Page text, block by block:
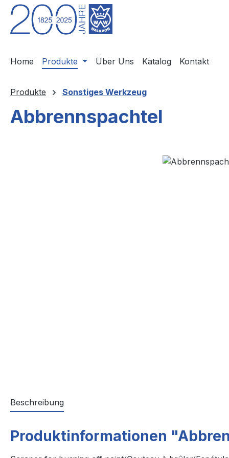
Hauptinhalt springen
Zur Suche springen
Zur Hauptnavigation springen
Home Produkte Über Uns Katalog Kontakt
Produkte Sonstiges Werkzeug
Abbrennspachtel
Beschreibung
Produktinformationen